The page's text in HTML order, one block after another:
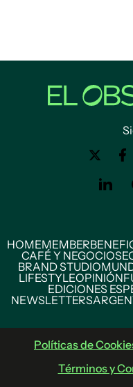
HOMEMEMBER
CAFÉ Y NEGOCIOS
BRAND STUDIO
LIFESTYLEOPINIÓN
EDICIONES
NEWSLETTERS
Políticas de
Términos y